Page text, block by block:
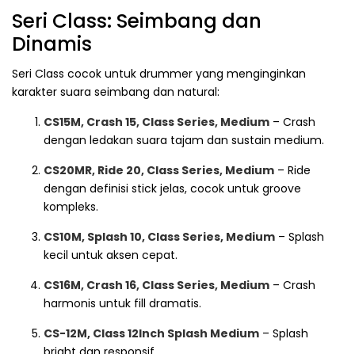
Seri Class: Seimbang dan
Dinamis
Seri Class cocok untuk drummer yang menginginkan
karakter suara seimbang dan natural:
CS15M, Crash 15, Class Series, Medium – Crash
dengan ledakan suara tajam dan sustain medium.
CS20MR, Ride 20, Class Series, Medium – Ride
dengan definisi stick jelas, cocok untuk groove
kompleks.
CS10M, Splash 10, Class Series, Medium – Splash
kecil untuk aksen cepat.
CS16M, Crash 16, Class Series, Medium – Crash
harmonis untuk fill dramatis.
CS-12M, Class 12Inch Splash Medium – Splash